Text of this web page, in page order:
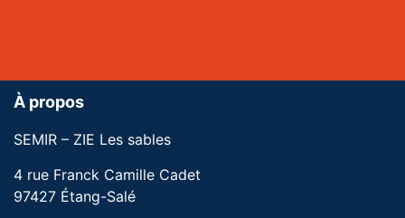
À propos
SEMIR – ZIE Les sables
4 rue Franck Camille Cadet
97427 Étang-Salé